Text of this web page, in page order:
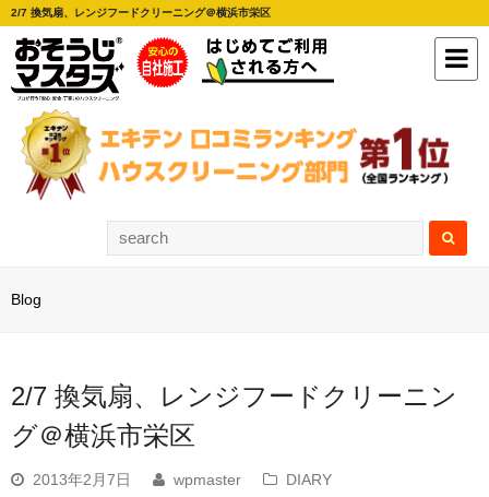
2/7 換気扇、レンジフードクリーニング＠横浜市栄区
Blog
2/7 換気扇、レンジフードクリーニン
グ＠横浜市栄区
2013年2月7日 wpmaster DIARY